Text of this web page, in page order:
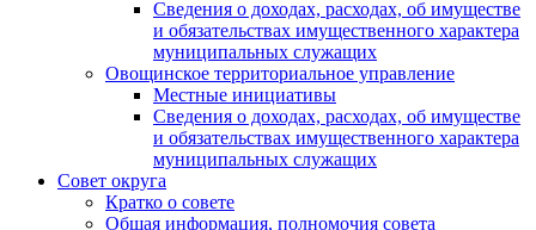
Сведения о доходах, расходах, об имуществе
и обязательствах имущественного характера
муниципальных служащих
Овощинское территориальное управление
Местные инициативы
Сведения о доходах, расходах, об имуществе
и обязательствах имущественного характера
муниципальных служащих
Совет округа
Кратко о совете
Общая информация, полномочия совета